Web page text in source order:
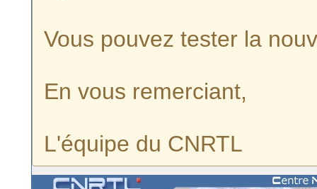
Vous pouvez tester la
En vous remerciant,
L'équipe du CNRTL